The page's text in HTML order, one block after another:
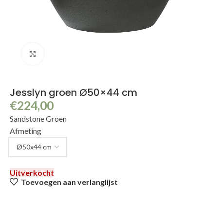
Jesslyn groen Ø50×44 cm
€224,00
Sandstone Groen
Afmeting
Uitverkocht
Toevoegen aan verlanglijst